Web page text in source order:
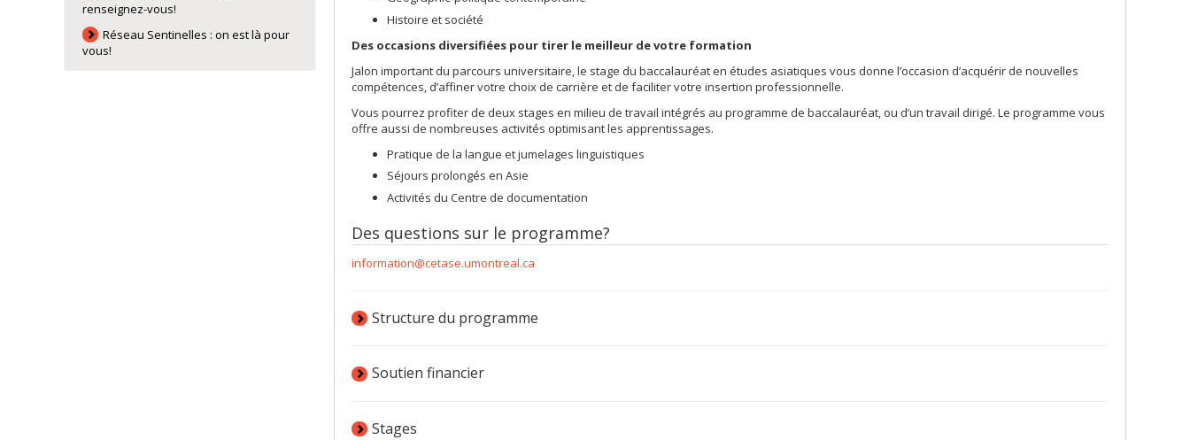
Histoire et société
Des occasions diversifiées pour tirer le meilleur de votre formation
Jalon important du parcours universitaire, le stage du baccalauréat en études asiatiques vous donne l’occasion d’acquérir de nouvelles
compétences, d’affiner votre choix de carrière et de faciliter votre insertion professionnelle.
Vous pourrez profiter de deux stages en milieu de travail intégrés au programme de baccalauréat, ou d’un travail dirigé. Le programme vous
offre aussi de nombreuses activités optimisant les apprentissages.
Pratique de la langue et jumelages linguistiques
Séjours prolongés en Asie
Activités du Centre de documentation
Des questions sur le programme?
information@cetase.umontreal.ca
Structure du programme
Soutien financier
Stages
renseignez-vous!
Réseau Sentinelles : on est là pour
vous!